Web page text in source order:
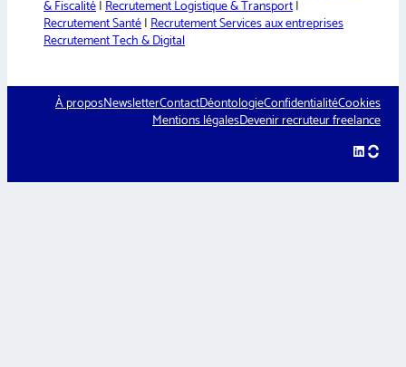
& Fiscalité|Recrutement Logistique & Transport|
Recrutement Santé|Recrutement Services aux entreprises
Recrutement Tech & Digital
À proposNewsletterContactDéontologieConfidentialitéCookies
Mentions légalesDevenir recruteur freelance
LinkedIn